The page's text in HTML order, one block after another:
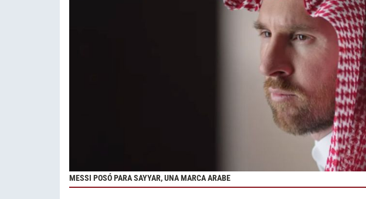
MESSI POSÓ PARA SAYYAR, UNA MARCA ARABE